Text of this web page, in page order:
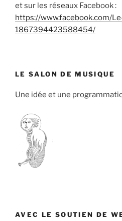
et sur les réseaux Facebook :
https://www.facebook.com/
1867394423588454/
LE SALON DE MUSIQUE
Une idée et une
AVEC LE SOUTIEN DE